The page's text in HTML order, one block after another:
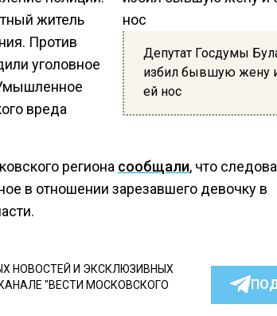
Депутат Госдумы
избил бывшую жену
ей нос
житель
Против
уголовное
вреда
региона сообщали, что
в отношении зарезавшего девочку в
НОВОСТЕЙ И ЭКСКЛЮЗИВНЫХ
"ВЕСТИ МОСКОВСКОГО